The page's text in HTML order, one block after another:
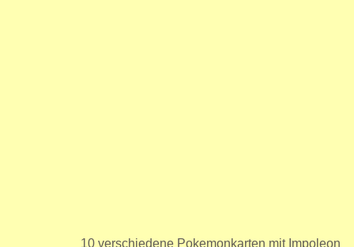
10 verschiedene Pokemonkarten mit Impoleon